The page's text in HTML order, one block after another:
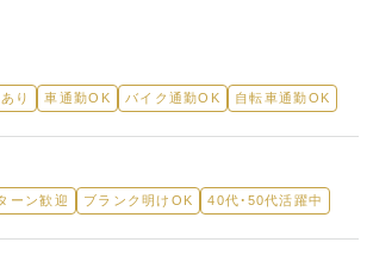
り 車通勤OK バイク通勤OK 自転車通勤OK
ーン歓迎 ブランク明けOK 40代・50代活躍中